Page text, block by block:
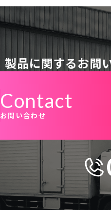
製品に関するお問
Contact
お問い合わせ